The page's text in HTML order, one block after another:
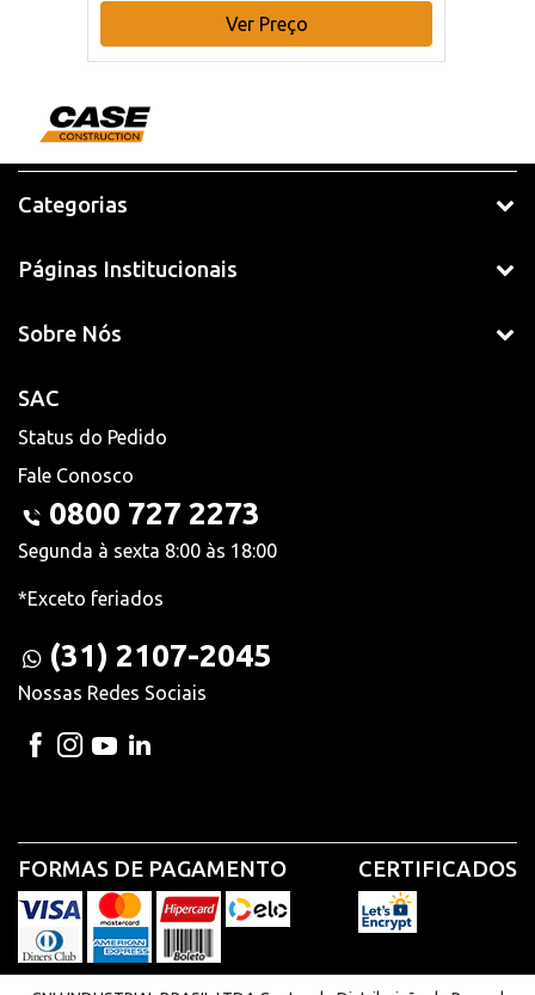
Ver Preço
Categorias
Páginas Institucionais
Sobre Nós
SAC
Status do Pedido
Fale Conosco
0800 727 2273
Segunda à sexta 8:00 às 18:00
*Exceto feriados
(31) 2107-2045
Nossas Redes Sociais
FORMAS DE PAGAMENTO CERTIFICADOS